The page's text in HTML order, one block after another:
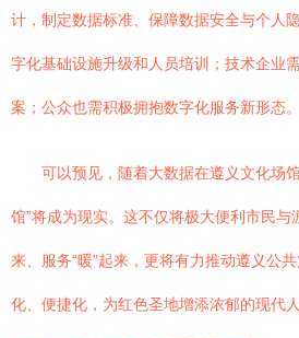
计，制定数据标准、保障数据安全与个人
字化基础设施升级和人员培训；技术企业
案；公众也需积极拥抱数字化服务新形态。
可以预见，随着大数据在遵义文化场
馆”将成为现实。这不仅将极大便利市民与
来、服务“暖”起来，更将有力推动遵义公
化、便捷化，为红色圣地增添浓郁的现代